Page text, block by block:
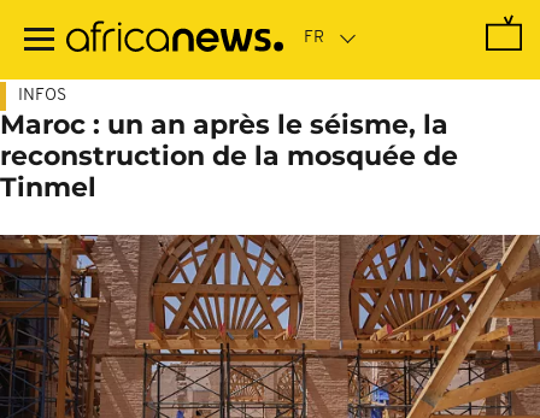
contenu
INFOS
Maroc : un an après le séisme, la
reconstruction de la mosquée de
Tinmel